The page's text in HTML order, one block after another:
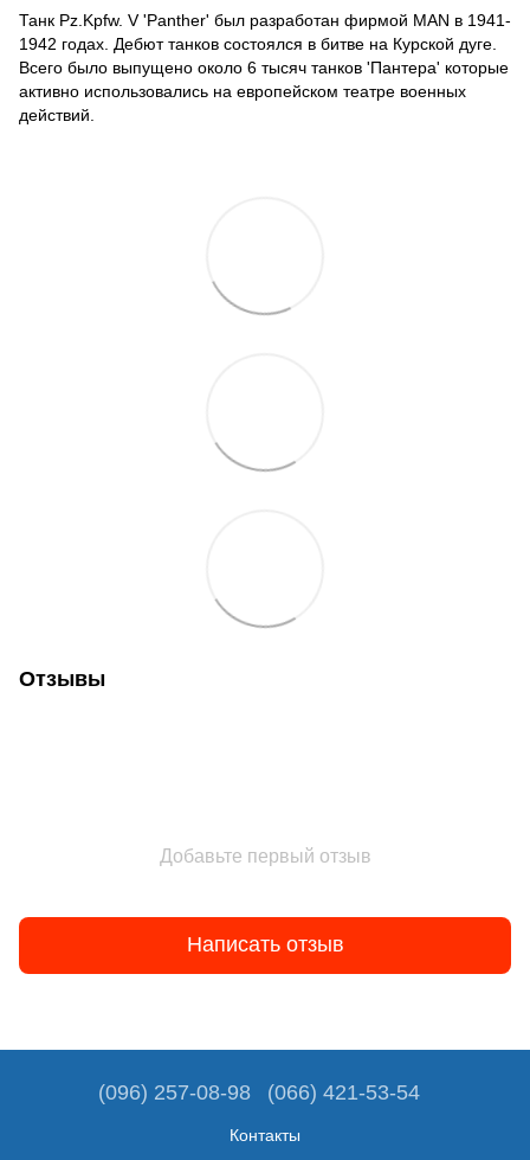
Танк Pz.Kpfw. V 'Panther' был разработан фирмой MAN в 1941-
1942 годах. Дебют танков состоялся в битве на Курской дуге.
Всего было выпущено около 6 тысяч танков 'Пантера' которые
активно использовались на европейском театре военных
действий.
Отзывы
Добавьте первый отзыв
Написать отзыв
(096) 257-08-98 (066) 421-53-54
Контакты